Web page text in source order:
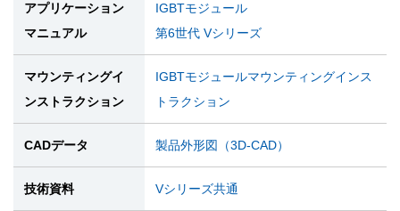
アプリケーション
マニュアル
IGBTモジュール
第6世代 Vシリーズ
マウンティングイ
ンストラクション
IGBTモジュールマウンティングインス
トラクション
CADデータ 製品外形図（3D-CAD）
技術資料 Vシリーズ共通